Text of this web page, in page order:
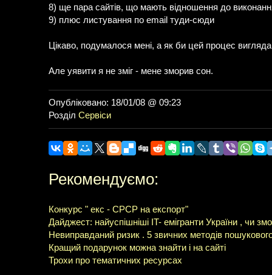
8) ще пара сайтів, що мають відношення до
9) плюс листування по email туди-сюди
Цікаво, подумалося мені, а як би цей процес
Але уявити я не зміг - мене зморив сон.
Опубліковано: 18/01/08 @ 09:23
Розділ Сервіси
Рекомендуємо:
Конкурс " екс - СРСР на експорт"
Дайджест: найуспішніші IT- емігранти України , чи
Невиправданий ризик . 5 звичних методів
Кращий подарунок можна знайти і на сайті
Трохи про тематичних ресурсах